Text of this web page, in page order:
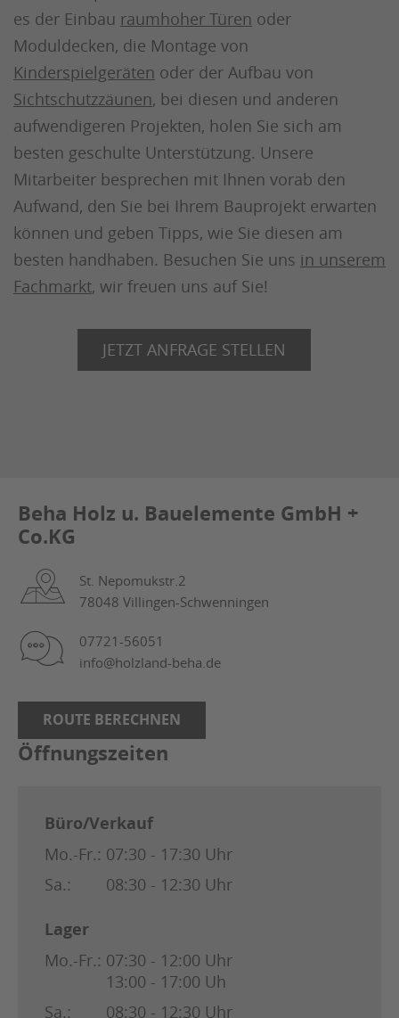
es der Einbau raumhoher Türen oder
Moduldecken, die Montage von
Kinderspielgeräten oder der Aufbau von
Sichtschutzzäunen, bei diesen und anderen
aufwendigeren Projekten, holen Sie sich am
besten geschulte Unterstützung. Unsere
Mitarbeiter besprechen mit Ihnen vorab den
Aufwand, den Sie bei Ihrem Bauprojekt erwarten
können und geben Tipps, wie Sie diesen am
besten handhaben. Besuchen Sie uns in unserem
Fachmarkt, wir freuen uns auf Sie!
JETZT ANFRAGE STELLEN
Beha Holz u. Bauelemente GmbH +
Co.KG
St. Nepomukstr.2
78048 Villingen-Schwenningen
07721-56051
info@holzland-beha.de
ROUTE BERECHNEN
Öffnungszeiten
Büro/Verkauf
Mo.-Fr.: 07:30 - 17:30 Uhr
Sa.:
08:30 - 12:30 Uhr
Lager
Mo.-Fr.: 07:30 - 12:00 Uhr
13:00 - 17:00 Uh
Sa.:
08:30 - 12:30 Uhr